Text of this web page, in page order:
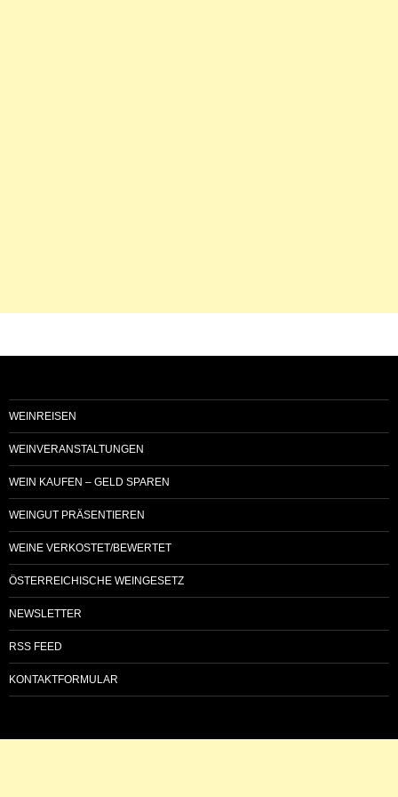
WEINREISEN
WEINVERANSTALTUNGEN
WEIN KAUFEN – GELD SPAREN
WEINGUT PRÄSENTIEREN
WEINE VERKOSTET/BEWERTET
ÖSTERREICHISCHE WEINGESETZ
NEWSLETTER
RSS FEED
KONTAKTFORMULAR